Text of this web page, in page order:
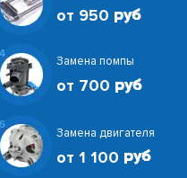
от 950
Замена помпы
от 700
Замена двигателя
от 1 100